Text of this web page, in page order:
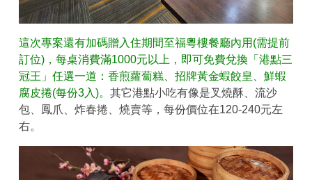
這次專案還有加碼贈入住期間至福粵樓餐廳內用(需提前
訂位)，每桌消費滿1000元以上，即可免費兌換「港點三
冠王」任選一道：香煎蘿蔔糕、招牌黃金蝦餃皇、鮮蝦
腐皮捲(每份3入)。 其它港點小吃有像是叉燒酥、流沙
包、鳳爪、炸春捲、燒賣等，每份價位在120-240元左
右。